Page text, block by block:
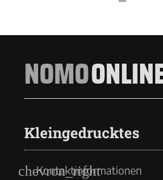
NOMO
Kleingedrucktes
Kontaktinformationen